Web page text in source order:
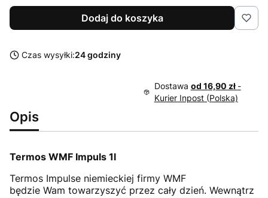
Dodaj do koszyka
Czas wysyłki:24 godziny
Dostawa od 16,90 zł -
Kurier Inpost (Polska)
Opis
Termos WMF Impuls 1l
Termos Impulse niemieckiej firmy WMF
będzie Wam towarzyszyć przez cały dzień. Wewnątrz